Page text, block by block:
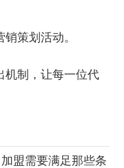
策划活动。
机制，让每一位代
盟需要满足那些条